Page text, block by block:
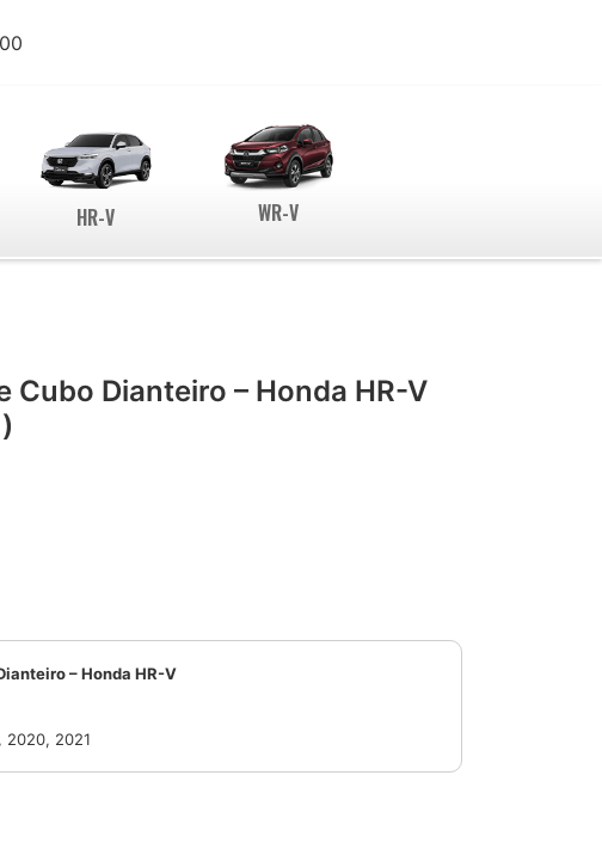
HR-V WR-V
Cubo Dianteiro – Honda HR-V
– Honda HR-V
2021